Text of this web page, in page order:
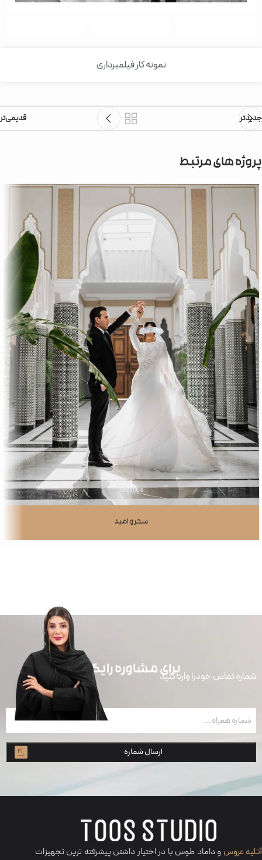
نمونه کار فیلمبرداری
جدیدتر قدیمی‌تر
پروژه های مرتبط
سحر و امید
برای مشاوره رایگانشماره تماس خودرا وارد کنید
همراه
(ضروری)
آتلیه عروس و داماد طوس با در اختیار داشتن پیشرفته ترین تجهیزات